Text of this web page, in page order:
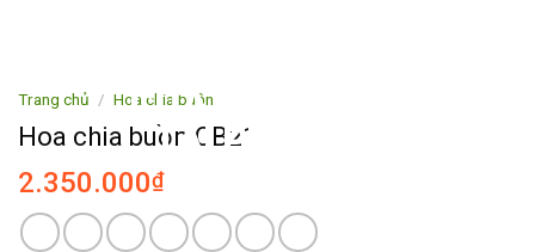
Trang chủ / Hoa chia buồn
Hoa chia buồn CB21
2.350.000₫